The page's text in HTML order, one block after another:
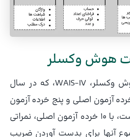
نسخه کنونی تست هوش وکسلر، WAIS-IV، که در سال
منتشر شد، از 10 خرده آزمون اصلی و پنج خرده آزمون
تکمیلی تشکیل شده است، با 10 خرده آزمون اصلی، نمراتی
آنها برای بدست آوردن ضریب